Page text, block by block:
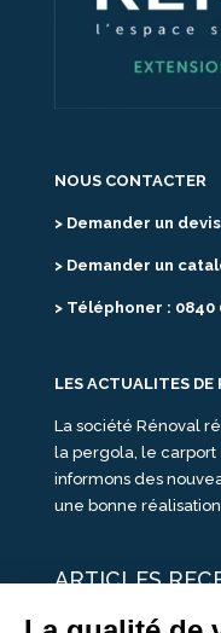
NOUS CONTACTER
> Demander un
> Demander un
> Téléphoner : 0840
LES ACTUALITES DE
La société Rénoval
la pergola, le carport
informons des
une bonne réalisation.
ARTICLES
25 idées de